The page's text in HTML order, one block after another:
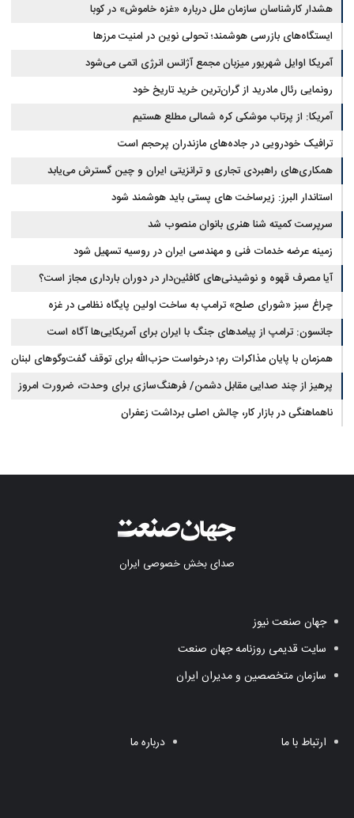
هشدار کارشناسان سازمان ملل درباره «غزه‌ خاموش» در کوبا
ایستگاه‌های بازرسی هوشمند؛ تحولی نوین در امنیت مرزها
آمریکا اوایل شهریور میزبان مجمع آژانس انرژی اتمی می‌شود
رونمایی رئال مادرید از گران‌ترین خرید تاریخ خود
آمریکا: از پرتاب موشکی کره شمالی مطلع هستیم
ترافیک خودرویی در جاده‌های مازندران پرحجم است
همکاری‌های راهبردی تجاری و ترانزیتی ایران و چین گسترش می‌یابد
استاندار البرز: زیرساخت های پستی باید هوشمند شود
سرپرست کمیته شنا هنری بانوان منصوب شد
زمینه عرضه خدمات فنی و مهندسی ایران در روسیه تسهیل شود
آیا مصرف قهوه و نوشیدنی‌های کافئین‌دار در دوران بارداری مجاز است؟
چراغ سبز «شورای صلح» ترامپ به ساخت اولین پایگاه نظامی در غزه
جانسون: ترامپ از پیامدهای جنگ با ایران برای آمریکایی‌ها آگاه است
همزمان با پایان مذاکرات رم؛ درخواست حزب‌الله برای توقف گفت‌وگوهای لبنان
با اسرائیل
پرهیز از چند صدایی مقابل دشمن/ فرهنگ‌سازی برای وحدت، ضرورت امروز
کشور است
ناهماهنگی در بازار کار، چالش اصلی برداشت زعفران
صدای بخش خصوصی ایران
جهان صنعت نیوز
سایت قدیمی روزنامه جهان صنعت
سازمان متخصصین و مدیران ایران
ارتباط با ما درباره ما